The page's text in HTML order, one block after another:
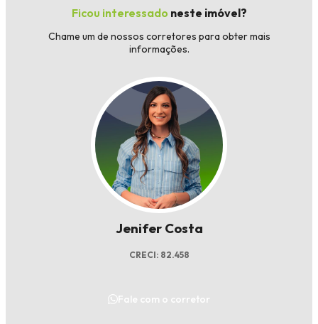
Ficou interessado neste imóvel?
Chame um de nossos corretores para obter mais
informações.
Jenifer Costa
CRECI: 82.458
Fale com o corretor